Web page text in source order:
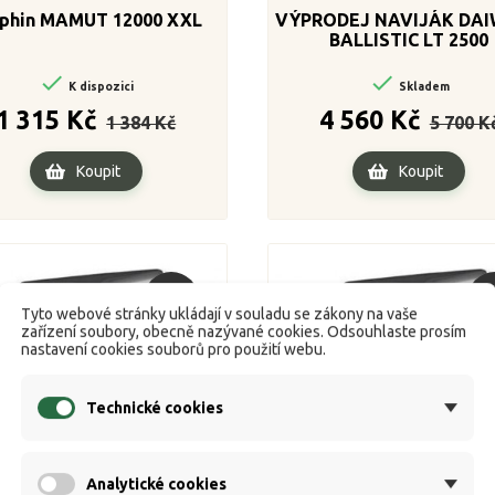
MAMUT 12000 XXL
 K dispozici
315 Kč
cena
1 384 Kč
Koupit
VÝPRODEJ NAVIJÁK
BALLISTIC LT 2500
 Skladem
4 560 Kč cena
5 700
Koupit
Tyto webové stránky ukládají v souladu se zákony na vaše
zařízení soubory, obecně nazývané cookies. Odsouhlaste prosím
nastavení cookies souborů pro použití webu.
Technické cookies
Analytické cookies